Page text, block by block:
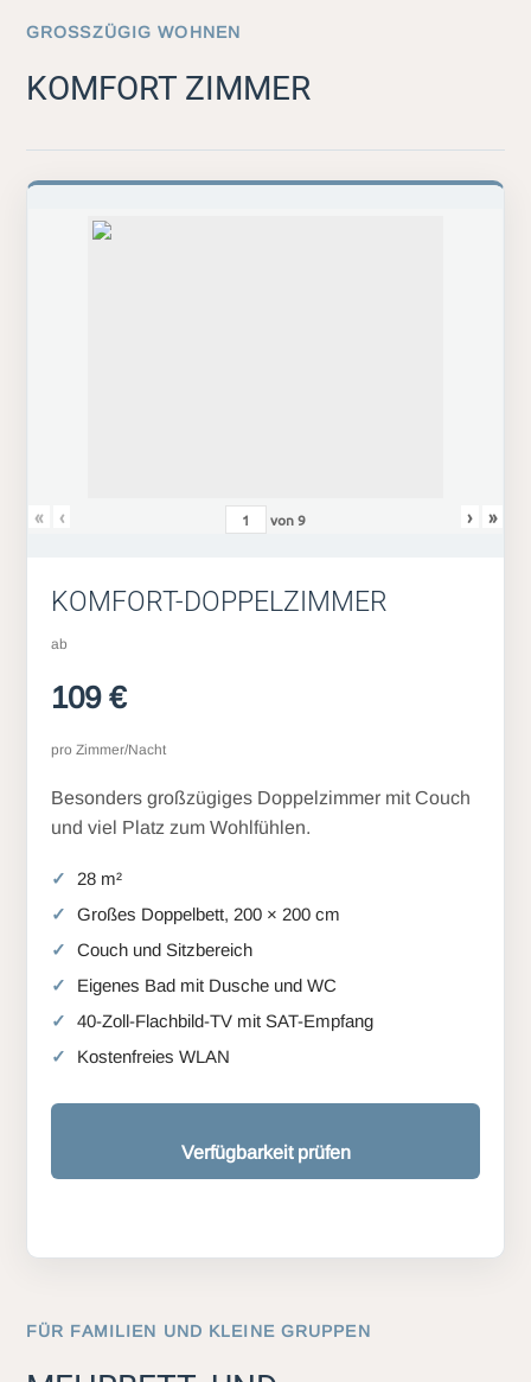
GROSSZÜGIG WOHNEN
KOMFORT ZIMMER
« ‹ von9 › »
KOMFORT-DOPPELZIMMER
ab
109 €
pro Zimmer/Nacht
Besonders großzügiges Doppelzimmer mit Couch
und viel Platz zum Wohlfühlen.
28 m²
Großes Doppelbett, 200 × 200 cm
Couch und Sitzbereich
Eigenes Bad mit Dusche und WC
40-Zoll-Flachbild-TV mit SAT-Empfang
Kostenfreies WLAN
Verfügbarkeit prüfen
FÜR FAMILIEN UND KLEINE GRUPPEN